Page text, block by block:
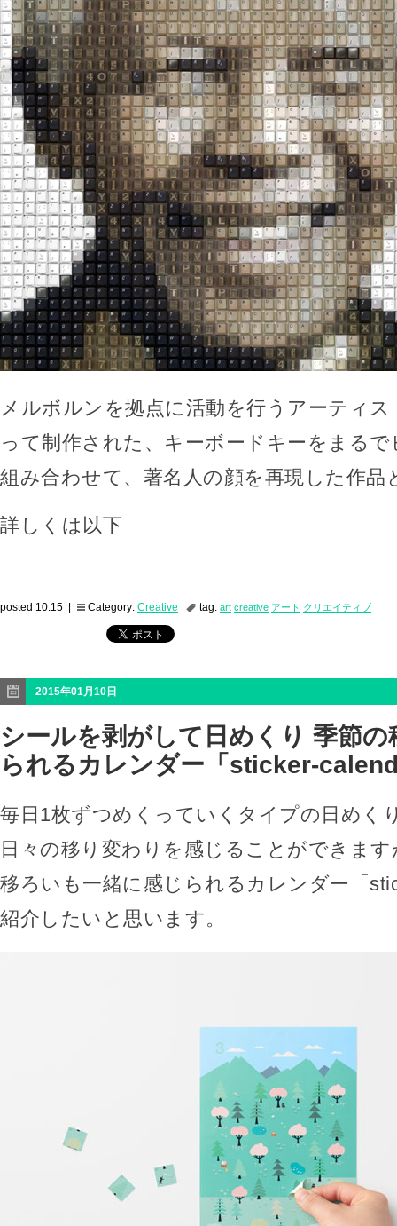
メルボルンを拠点に活動を行うアーティ
って制作された、キーボードキーをまる
組み合わせて、著名人の顔を再現した作品
詳しくは以下
posted 10:15 | Category: Creative tag: art creative アート クリエイティブ
2015年01月10日
シールを剥がして日めくり 季節
られるカレンダー「sticker-
毎日1枚ずつめくっていくタイプの日めく
日々の移り変わりを感じることができま
移ろいも一緒に感じられるカレンダー「
紹介したいと思います。